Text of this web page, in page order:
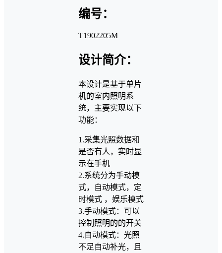
编号：
T1902205M
设计简介：
本设计是基于单片
机的室内照明系
统，主要实现以下
功能：
1.采集光照数据和
是否有人，实时显
示在手机
2.系统分为手动模
式，自动模式，定
时模式 ，娱乐模式
3.手动模式：可以
控制照明的的开关
4.自动模式：光照
不足自动补光，且